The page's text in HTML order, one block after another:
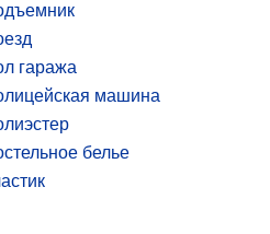
гаража
машина
белье